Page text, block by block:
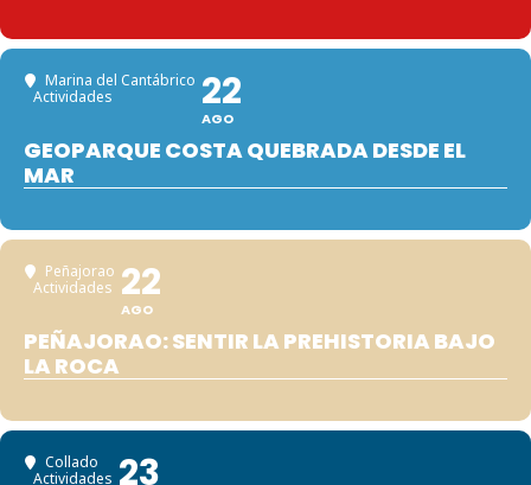
Marina del Cantábrico
Actividades
22
AGO
GEOPARQUE COSTA QUEBRADA DESDE EL
MAR
Peñajorao
Actividades 22
AGO
PEÑAJORAO: SENTIR LA PREHISTORIA BAJO
LA ROCA
Collado
Actividades 23